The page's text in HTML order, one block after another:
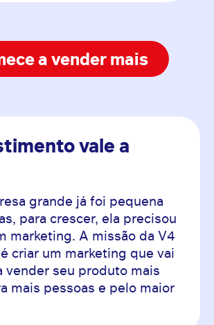
a vender mais
vale a
grande já foi pequena
para crescer, ela precisou
marketing. A missão da V4
criar um marketing que vai
vender seu produto mais
mais pessoas e pelo maior